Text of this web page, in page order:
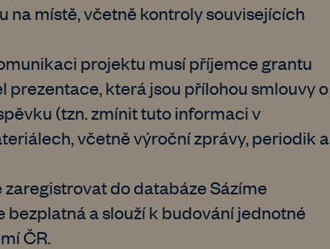
na místě, včetně kontroly souvisejících
projektu musí příjemce grantu
prezentace, která jsou přílohou smlouvy o
(tzn. zmínit tuto informaci v
včetně výroční zprávy, periodik a
do databáze Sázíme
bezplatná a slouží k budování jednotné
ČR.